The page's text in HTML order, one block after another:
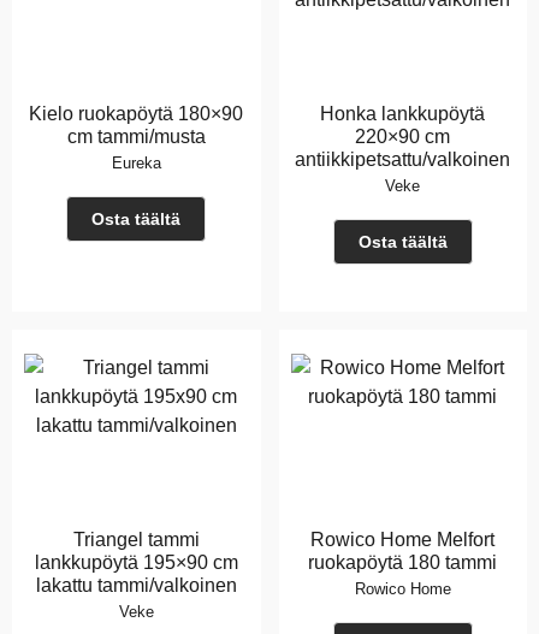
Kielo ruokapöytä 180×90
cm tammi/musta
Eureka
Osta täältä
Honka lankkupöytä
220×90 cm
antiikkipetsattu/valkoinen
Veke
Osta täältä
Triangel tammi
lankkupöytä 195×90 cm
lakattu tammi/valkoinen
Veke
Rowico Home Melfort
ruokapöytä 180 tammi
Rowico Home